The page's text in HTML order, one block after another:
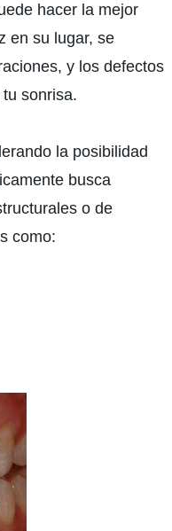
hacer la mejor
en su lugar, se
y los defectos
sonrisa.
la posibilidad
busca
o de
como: